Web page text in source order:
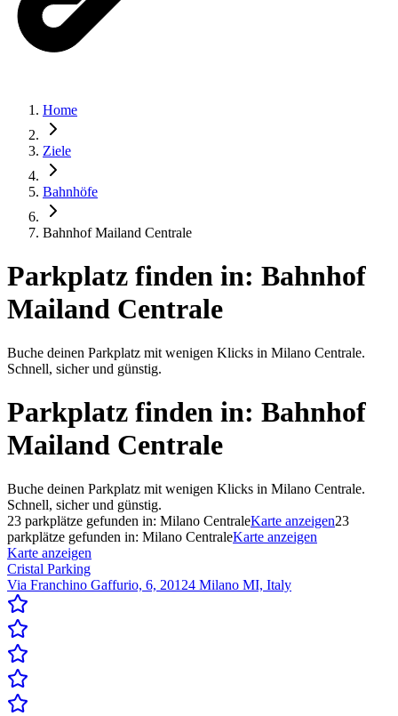
Home
Ziele
Bahnhöfe
Bahnhof Mailand Centrale
Parkplatz finden in: Bahnhof
Mailand Centrale
Buche deinen Parkplatz mit wenigen Klicks in Milano Centrale.
Schnell, sicher und günstig.
Parkplatz finden in: Bahnhof
Mailand Centrale
Buche deinen Parkplatz mit wenigen Klicks in Milano Centrale.
Schnell, sicher und günstig.
23 parkplätze gefunden in: Milano CentraleKarte anzeigen23
parkplätze gefunden in: Milano CentraleKarte anzeigen
Karte anzeigen
Cristal Parking
Via Franchino Gaffurio, 6, 20124 Milano MI, Italy